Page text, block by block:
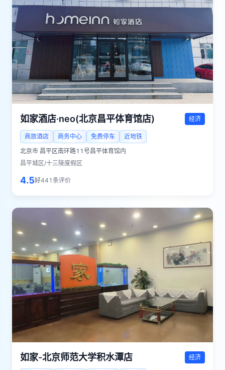
如家酒店·neo(北京昌平体育馆店) 经济
商旅酒店 商务中心 免费停车
近地铁
北京市 昌平区南环路11号昌平体育馆内
昌平城区/十三陵度假区
4.5好441 条评价
如家-北京师范大学积水潭店 经济